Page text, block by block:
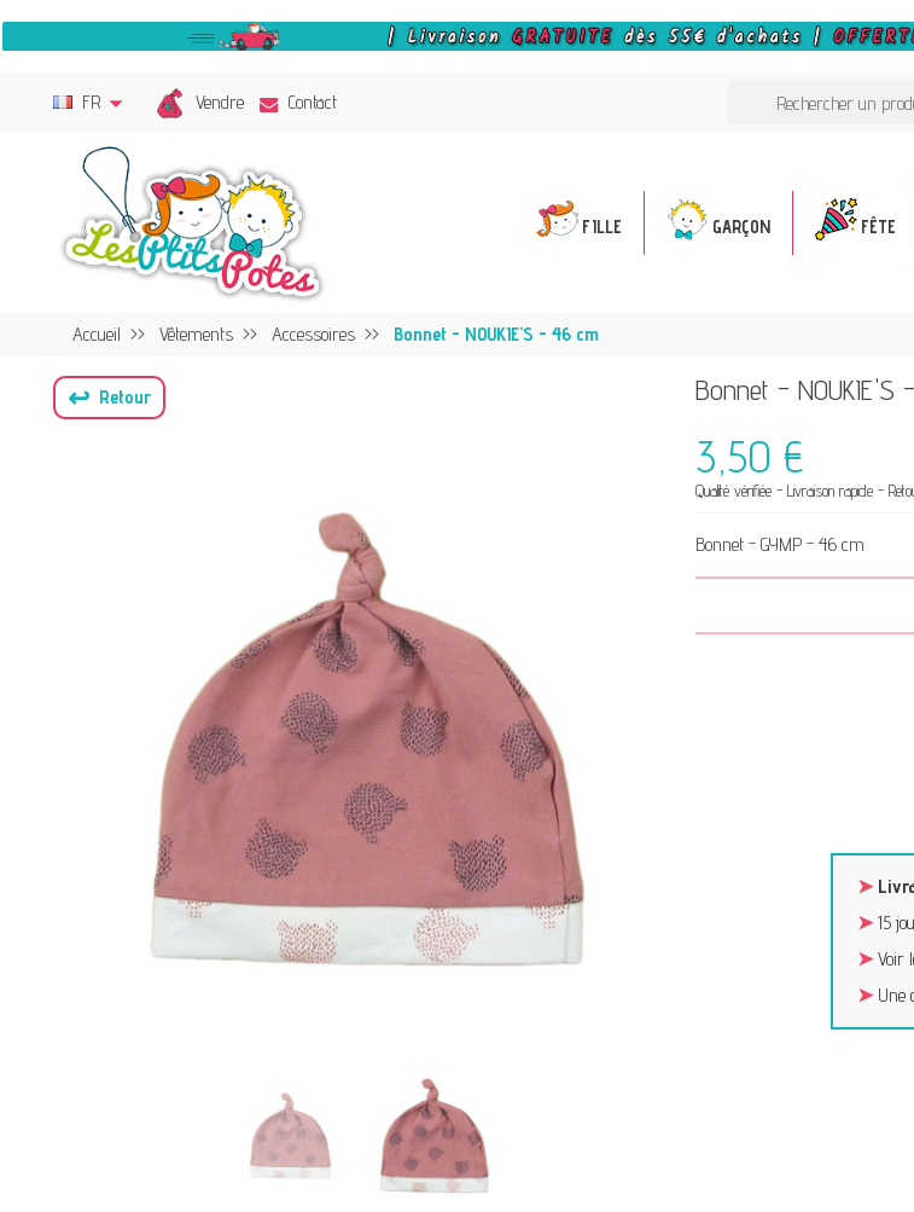
FR Vendre Contact
FILLE GARÇON FÊTE
Accueil Vêtements Accessoires Bonnet - NOUKIE'S - 46 cm
↩ Retour Bonnet - NOUKIE'S
3,50 €
Qualité vérifiée - Livraison rapide -
Bonnet - GYMP - 46 cm
➤
➤15
➤Voir
➤Une